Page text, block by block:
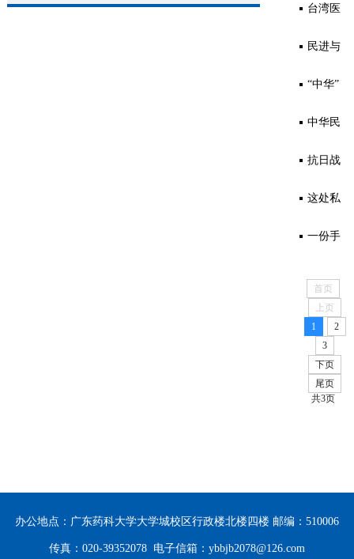
针的由
来
一部什
么法？
价值
寻山海
之外的
闽侨传
奇
抗战胜
利后的
上海文
化界
台湾医
学人士
在祖国
大陆的
抗日救
亡活动
民进与
国歌、
国庆日
的由来
“中华”
概念如
何进入
民族语
言文
中华民
族共同
体是怎
样形成
的？
抗日战
争时期
党同宗
统一战
线实践
这处私
宅，为
期间被
称为
“民主
一份手
何启动
国共合
作走向
首页
上页
1
2
3
下页
尾页
共3页
办公地点：广东药科大学大学城校区行政楼北楼四楼 邮编：510006
传真：020-39352078 电子信箱：ybbjb2078@126.com